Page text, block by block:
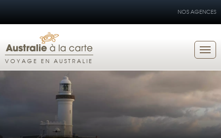
NOS AGENCES
VOYAGE EN AUSTRALIE